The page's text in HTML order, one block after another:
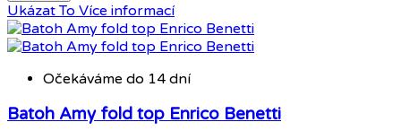
Ukázat To Více informací
Očekáváme do 14 dní
Batoh Amy fold top Enrico Benetti